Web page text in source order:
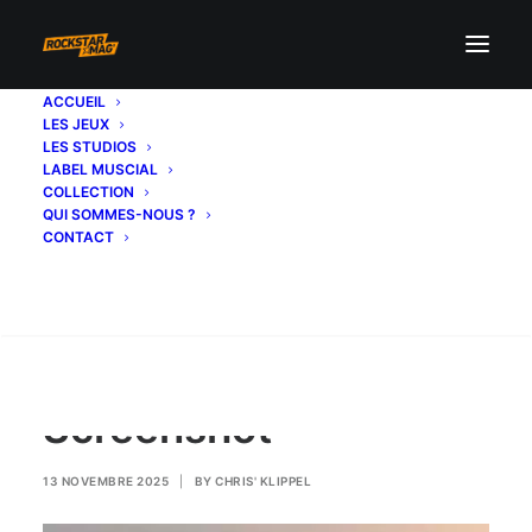
ACCUEIL
LES JEUX
LES STUDIOS
LABEL MUSCIAL
COLLECTION
QUI SOMMES-NOUS ?
CONTACT
Accueil
Red Dead Redemption | Le jeu arrive sur Netflix Games
Screenshot
13 NOVEMBRE 2025 BY CHRIS' KLIPPEL